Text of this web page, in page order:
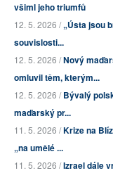
všiml jeho triumfů
12. 5. 2026 /„Ústa jsou
souvislosti...
12. 5. 2026 /Nový
omluvil těm, kterým...
12. 5. 2026 /Bývalý
maďarský pr...
11. 5. 2026 /Krize na
„na umělé ...
11. 5. 2026 /Izrael dále